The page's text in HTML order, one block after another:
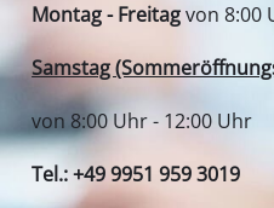
Montag - Freitagvon 8:00
Samstag
von 8:00 Uhr - 12:00 Uhr
Tel.: +49 9951 959 3019